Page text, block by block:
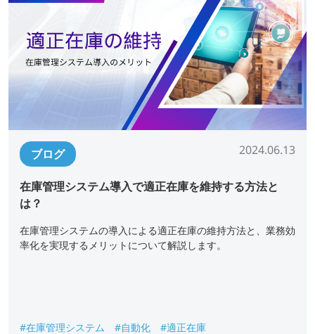
ブログ 2024.06.13
在庫管理システム導入で適正在庫を維持する方法と
は？
在庫管理システムの導入による適正在庫の維持方法と、業務効
率化を実現するメリットについて解説します。
#在庫管理システム #自動化 #適正在庫